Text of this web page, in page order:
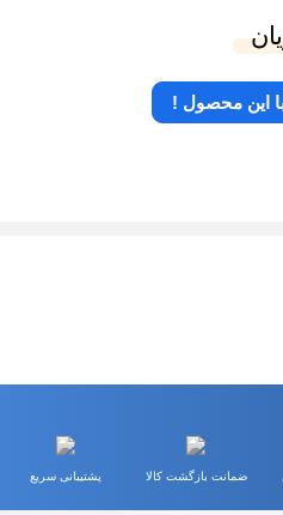
این محصول !
ضمانت بازگشت کالا پشتیبانی سریع